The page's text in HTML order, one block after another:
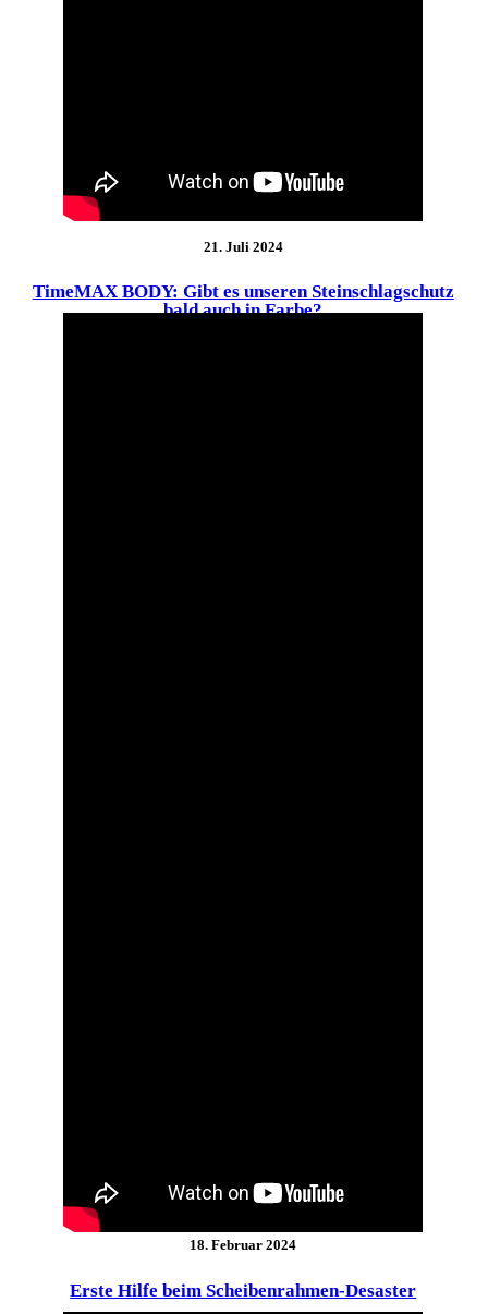
21. Juli 2024
TimeMAX BODY: Gibt es unseren Steinschlagschutz
bald auch in Farbe?
18. Februar 2024
Erste Hilfe beim Scheibenrahmen-Desaster